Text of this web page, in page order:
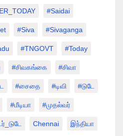
#saidai
#Siva #Sivaganga
#TNGOVT #today
#சிவகங்கை #சிவா
#சைதை #டிவி #டுடே
#மீடியா #முதல்வர்
Chennai இந்தியா